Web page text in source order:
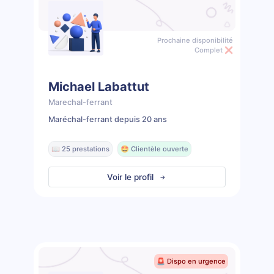
Prochaine disponibilité
Complet ❌
Michael Labattut
Marechal-ferrant
Maréchal-ferrant depuis 20 ans
📖 25 prestations 🤩 Clientèle ouverte
Voir le profil
🚨 Dispo en urgence